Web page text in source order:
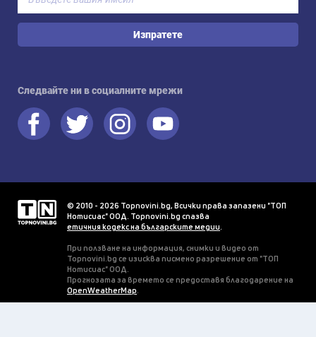
Изпратете
Следвайте ни в социалните мрежи
© 2010 - 2026 Topnovini.bg, Всички права запазени "ТОП
Нотисиас" ООД. Topnovini.bg спазва
етичния кодекс на българските медии.
При ползване на информация, снимки и видео от
Topnovini.bg се изисква писмено разрешение от "ТОП
Нотисиас" ООД.
Прогнозата за времето се предоставя благодарение на
OpenWeatherMap.